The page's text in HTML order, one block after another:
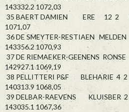
143332.2 1072,03
35 BAERT DAMIEN ERE 12 2 6
1071,07
36 DE SMEYTER-RESTIAEN
143356.2 1070,93
37 DE RIEMAEKER-GEENENS
142927.1 1069,19
38 PELLITTERI P&F BLEHARIE 4 2
140313.9 1068,05
39 DELBAR-RAEVENS KLUISBER
143035.1 1067,36